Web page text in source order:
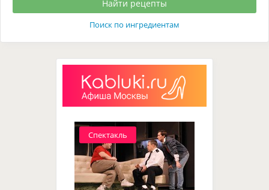
Поиск по ингредиентам
Спектакль